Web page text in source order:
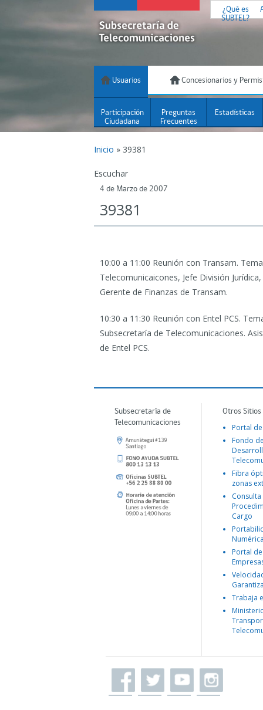
¿Qué es
SUBTEL?
Usuarios Concesionarios y
Participación
Ciudadana
Preguntas
Frecuentes
Estadísticas
Inicio » 39381
Escuchar
4 de Marzo de 2007
39381
10:00 a 11:00 Reunión con Transam.
Telecomunicaicones, Jefe División
Gerente de Finanzas de Transam.
10:30 a 11:30 Reunión con Entel PCS.
Subsecretaría de Telecomunicaciones.
de Entel PCS.
Subsecretaría de
Telecomunicaciones
Otros
Portal
Fondo
Fibra
zonas
Consulta
Cargo
Portal
Trabaja